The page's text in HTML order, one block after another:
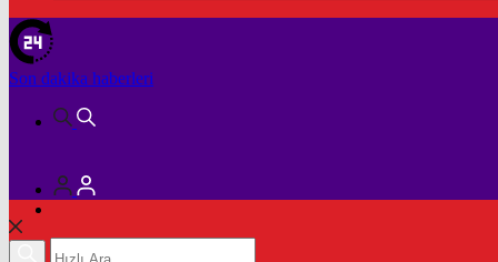
Son dakika haberleri